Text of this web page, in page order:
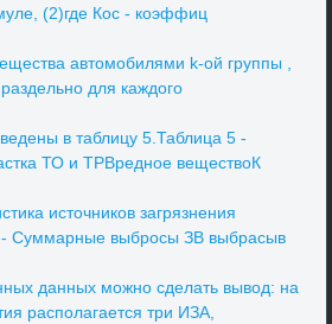
(2)где Кос - коэффиц
автомобилями k-ой группы ,
для каждого
в таблицу 5.Таблица 5 -
ТО и ТРВредное веществоК
источников загрязнения
Суммарные выбросы ЗВ выбрасыв
данных можно сделать вывод: на
располагается три ИЗА,